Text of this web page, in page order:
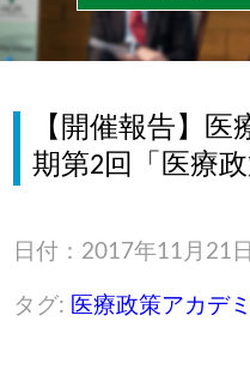
【開催報告】
期第2回「医療政
日付：2017年11月21日
タグ: 医療政策アカデ